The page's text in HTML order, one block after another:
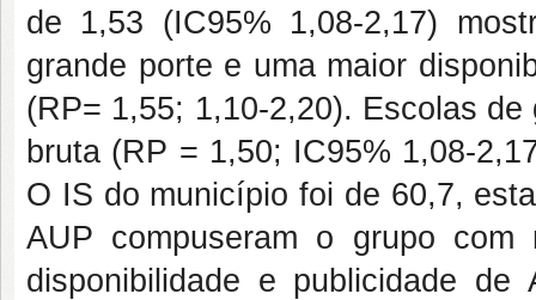
de 1,53 (IC95% 1,08-2,17)
grande porte e uma maior
(RP= 1,55; 1,10-2,20). Escolas
bruta (RP = 1,50; IC95% 1,08-
O IS do município foi de 60,7,
AUP compuseram o grupo com
disponibilidade e publicidade